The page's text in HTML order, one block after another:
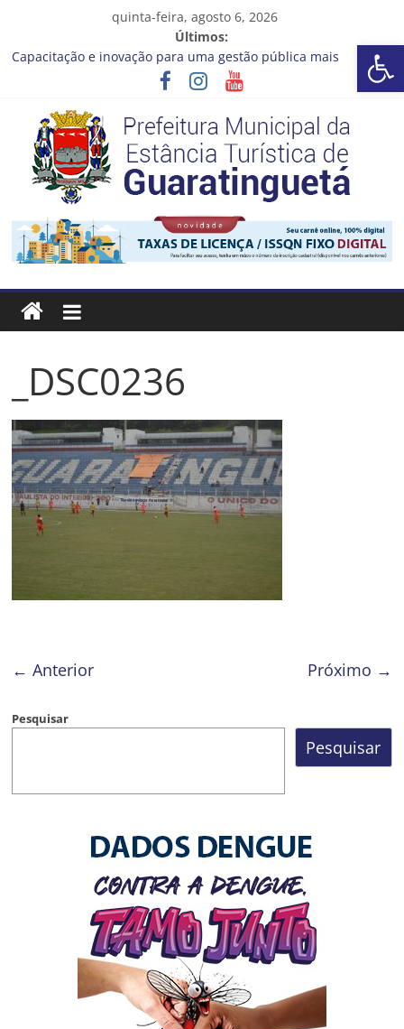
Barra de Ferramentas Aberta
quinta-feira, agosto 6, 2026
Últimos:
Capacitação e inovação para uma gestão pública mais
Seu próximo emprego pode estar mais perto do que você
imagina
Novo curso no Qualifica Guará
Prefeitura de Guaratinguetá divulga novo cronograma dos
editais da PNAB
Guaratinguetá realizará ação de vacinação contra a Febre
Amarela na região da Rocinha
Prefeitura
Estância
Turística
Guaratinguetá
Estância
Turística
Guaratinguetá
_DSC0236
← Anterior Próximo →
Pesquisar
Pesquisar